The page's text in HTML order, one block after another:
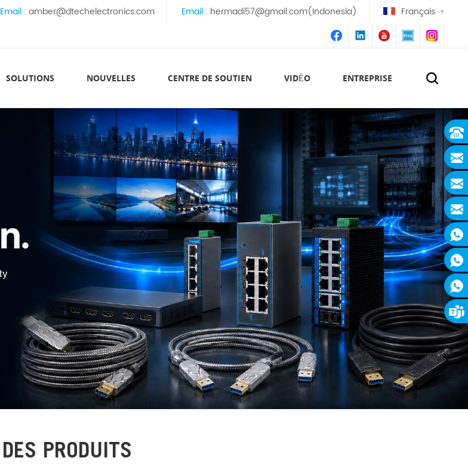
Email : amber@dtechelectronics.com Email : hermadi57@gmail.com(Indonesia) Français
SOLUTIONS NOUVELLES CENTRE DE SOUTIEN VIDÉO ENTREPRISE
DES PRODUITS